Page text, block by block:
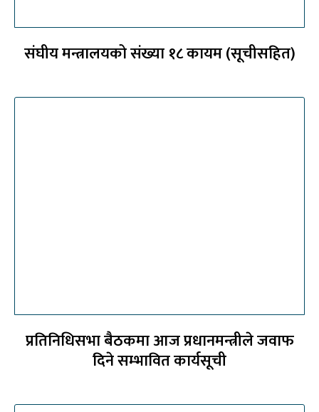
संघीय मन्त्रालयको संख्या १८ कायम (सूचीसहित)
प्रतिनिधिसभा बैठकमा आज प्रधानमन्त्रीले जवाफ
दिने सम्भावित कार्यसूची